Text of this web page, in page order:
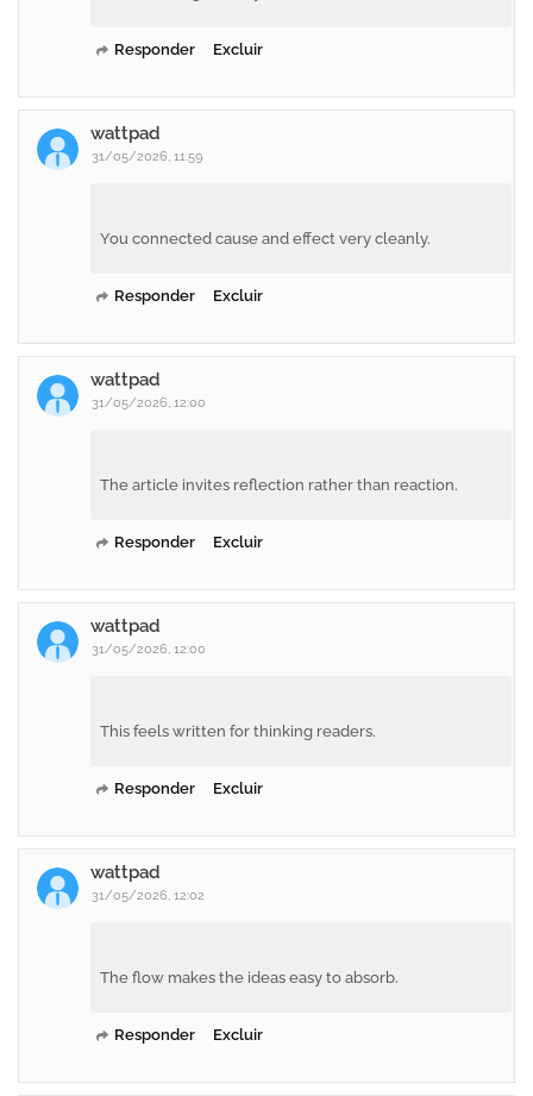
Responder Excluir
wattpad
31/05/2026, 11:59
You connected cause and effect very cleanly.
Responder Excluir
wattpad
31/05/2026, 12:00
The article invites reflection rather than reaction.
Responder Excluir
wattpad
31/05/2026, 12:00
This feels written for thinking readers.
Responder Excluir
wattpad
31/05/2026, 12:02
The flow makes the ideas easy to absorb.
Responder Excluir